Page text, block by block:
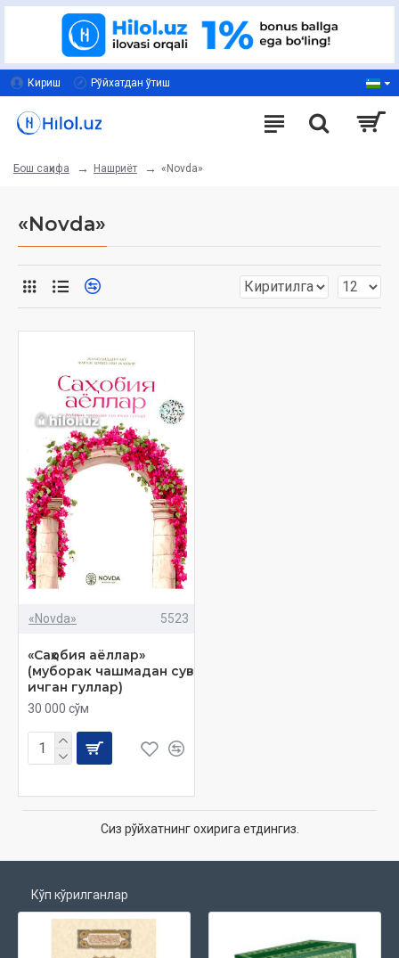
Кириш Рўйхатдан ўтиш
Бош саҳифа Нашриёт «Novda»
«Novda»
«Novda» 5523
«Саҳобия аёллар»
(муборак чашмадан сув
ичган гуллар)
30 000 сўм
Сиз рўйхатнинг охирига етдингиз.
Кўп кўрилганлар